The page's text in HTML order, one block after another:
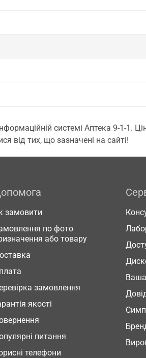
системі Аптека 9-1-1.
від тих, що зазначені на сайті!
замовити
по фото
або товару
замовлення
якості
питання
телефони